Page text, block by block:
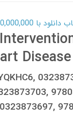
دانلود کتاب! کلیک کنید